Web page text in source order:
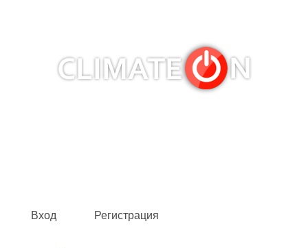
Вход Регистрация